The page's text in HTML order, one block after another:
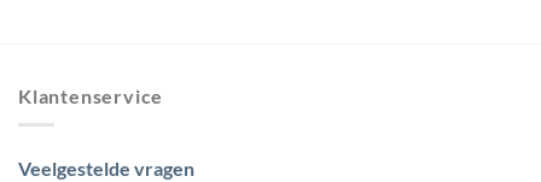
Klantenservice
Veelgestelde vragen